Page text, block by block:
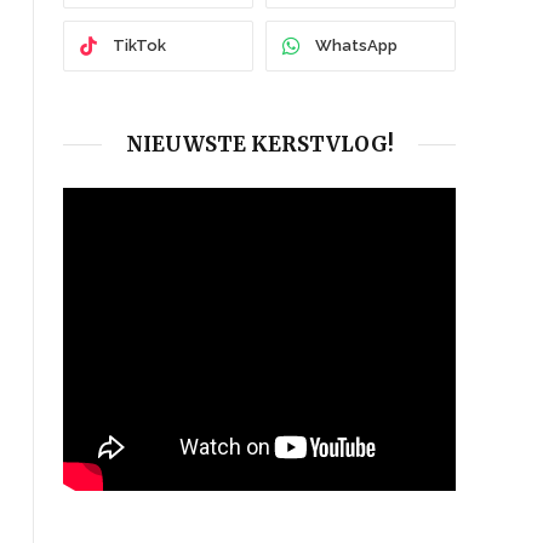
TikTok WhatsApp
NIEUWSTE KERSTVLOG!